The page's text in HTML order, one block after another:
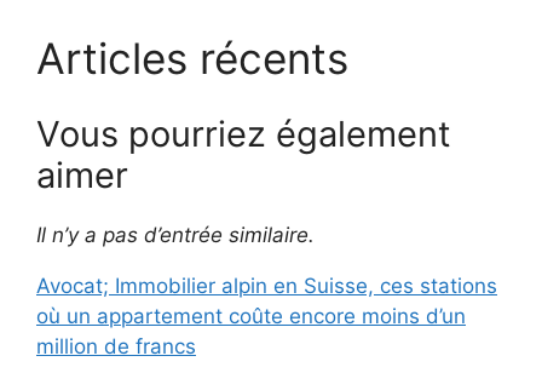
Articles récents
Vous pourriez également
aimer
Il n’y a pas d’entrée similaire.
Avocat; Immobilier alpin en Suisse, ces stations
où un appartement coûte encore moins d’un
million de francs